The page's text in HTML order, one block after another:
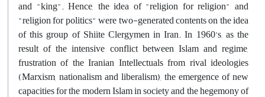
and "king". Hence, the idea of "religion for religion" and
"religion for politics" were two-generated contents on the idea
of this group of Shiite Clergymen in Iran. In 1960’s, as the
result of the intensive conflict between Islam and regime,
frustration of the Iranian Intellectuals from rival ideologies
(Marxism, nationalism and liberalism), the emergence of new
capacities for the modern Islam in society and the hegemony of